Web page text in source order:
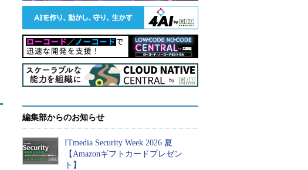
編集部からのお知らせ
ITmedia Security Week 2026 夏
【Amazonギフトカードプレゼン
ト】